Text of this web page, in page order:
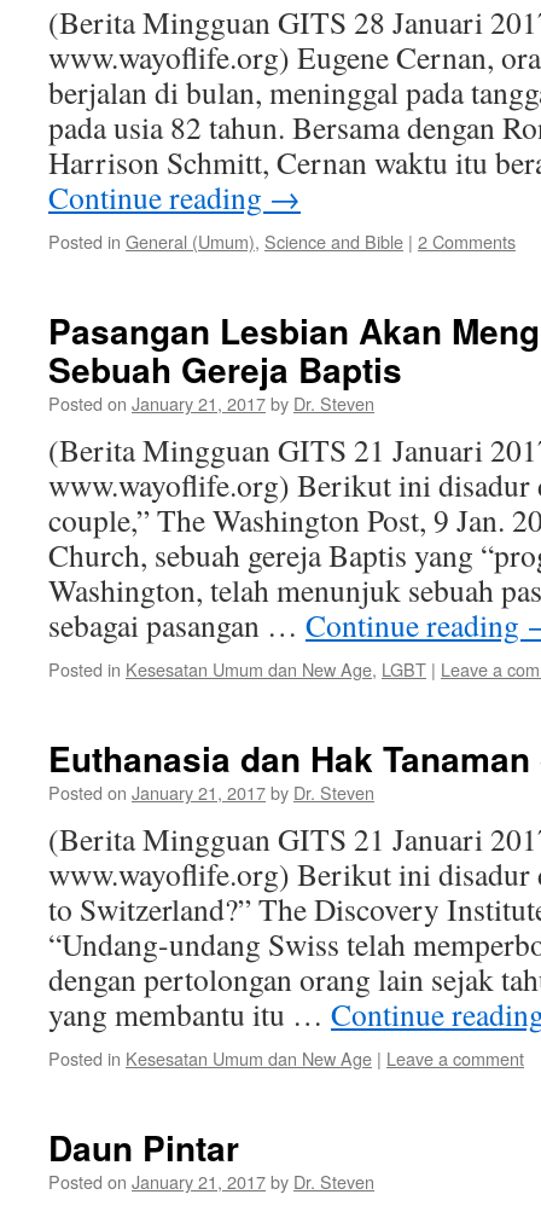
(Berita Mingguan GITS 28 Januari
www.wayoflife.org) Eugene Cernan,
berjalan di bulan, meninggal pada
pada usia 82 tahun. Bersama dengan
Harrison Schmitt, Cernan waktu itu
Continue reading →
Posted in General (Umum), Science and Bible | 2 Comments
Pasangan Lesbian Akan
Sebuah Gereja Baptis
Posted on January 21, 2017by Dr. Steven
(Berita Mingguan GITS 21 Januari
www.wayoflife.org) Berikut ini
couple,” The Washington Post, 9 Jan.
Church, sebuah gereja Baptis yang
Washington, telah menunjuk sebuah
sebagai pasangan … Continue reading
Posted in Kesesatan Umum dan New Age, LGBT | Leave a
Euthanasia dan Hak
Posted on January 21, 2017by Dr. Steven
(Berita Mingguan GITS 21 Januari
www.wayoflife.org) Berikut ini disadur
to Switzerland?” The Discovery
“Undang-undang Swiss telah
dengan pertolongan orang lain sejak
yang membantu itu … Continue
Posted in Kesesatan Umum dan New Age | Leave a comment
Daun Pintar
Posted on January 21, 2017by Dr. Steven